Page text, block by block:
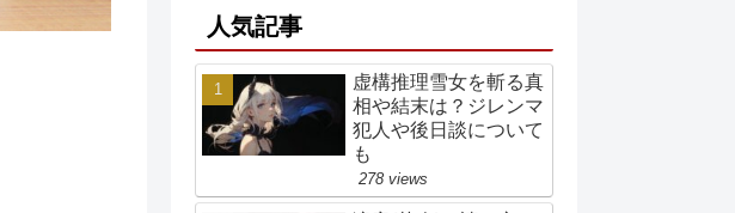
人気記事
虚構推理雪女を斬る真
相や結末は？ジレンマ
犯人や後日談について
も
278 views